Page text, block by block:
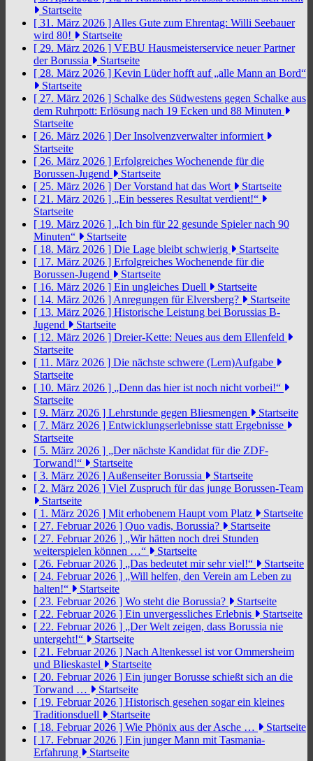
Startseite
[ 31. März 2026 ] Alles Gute zum Ehrentag: Willi Seebauer
wird 80!
Startseite
[ 29. März 2026 ] VEBU Hausmeisterservice neuer Partner
der Borussia
Startseite
[ 28. März 2026 ] Kevin Lüder hofft auf „alle Mann an Bord“
Startseite
[ 27. März 2026 ] Schalke des Südwestens gegen Schalke aus
dem Ruhrpott: Erlösung nach 19 Ecken und 88 Minuten
Startseite
[ 26. März 2026 ] Der Insolvenzverwalter informiert
Startseite
[ 26. März 2026 ] Erfolgreiches Wochenende für die
Borussen-Jugend
Startseite
[ 25. März 2026 ] Der Vorstand hat das Wort
Startseite
[ 21. März 2026 ] „Ein besseres Resultat verdient!“
Startseite
[ 19. März 2026 ] „Ich bin für 22 gesunde Spieler nach 90
Minuten“
Startseite
[ 18. März 2026 ] Die Lage bleibt schwierig
Startseite
[ 17. März 2026 ] Erfolgreiches Wochenende für die
Borussen-Jugend
Startseite
[ 16. März 2026 ] Ein ungleiches Duell
Startseite
[ 14. März 2026 ] Anregungen für Elversberg?
Startseite
[ 13. März 2026 ] Historische Leistung bei Borussias B-
Jugend
Startseite
[ 12. März 2026 ] Dreier-Kette: Neues aus dem Ellenfeld
Startseite
[ 11. März 2026 ] Die nächste schwere (Lern)Aufgabe
Startseite
[ 10. März 2026 ] „Denn das hier ist noch nicht vorbei!“
Startseite
[ 9. März 2026 ] Lehrstunde gegen Bliesmengen
Startseite
[ 7. März 2026 ] Entwicklungserlebnisse statt Ergebnisse
Startseite
[ 5. März 2026 ] „Der nächste Kandidat für die ZDF-
Torwand!“
Startseite
[ 3. März 2026 ] Außenseiter Borussia
Startseite
[ 2. März 2026 ] Viel Zuspruch für das junge Borussen-Team
Startseite
[ 1. März 2026 ] Mit erhobenem Haupt vom Platz
Startseite
[ 27. Februar 2026 ] Quo vadis, Borussia?
Startseite
[ 27. Februar 2026 ] „Wir hätten noch drei Stunden
weiterspielen können …“
Startseite
[ 26. Februar 2026 ] „Das bedeutet mir sehr viel!“
Startseite
[ 24. Februar 2026 ] „Will helfen, den Verein am Leben zu
halten!“
Startseite
[ 23. Februar 2026 ] Wo steht die Borussia?
Startseite
[ 22. Februar 2026 ] Ein unvergessliches Erlebnis
Startseite
[ 22. Februar 2026 ] „Der Welt zeigen, dass Borussia nie
untergeht!“
Startseite
[ 21. Februar 2026 ] Nach Altenkessel ist vor Ommersheim
und Blieskastel
Startseite
[ 20. Februar 2026 ] Ein junger Borusse schießt sich an die
Torwand …
Startseite
[ 19. Februar 2026 ] Historisch gesehen sogar ein kleines
Traditionsduell
Startseite
[ 18. Februar 2026 ] Wie Phönix aus der Asche …
Startseite
[ 17. Februar 2026 ] Ein junger Mann mit Tasmania-
Erfahrung
Startseite